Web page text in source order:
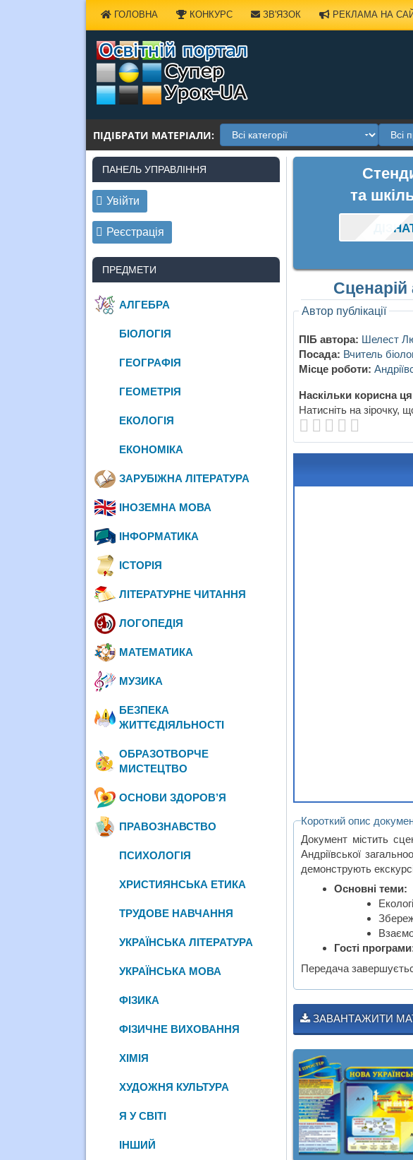
ГОЛОВНА КОНКУРС ЗВ'ЯЗОК РЕКЛАМА НА
ПІДІБРАТИ МАТЕРІАЛИ:
та
Сценарій
Автор публікації
ПІБ автора: Шелест
Посада: Вчитель
Місце роботи:
Наскільки корисна
Натисніть на зірочку,
Короткий опис
Документ містить
Андріївської
демонструють
Основні теми:
Гості
Передача
ЗАВАНТАЖИТИ
ПАНЕЛЬ УПРАВЛІННЯ
Увійти
Реєстрація
ПРЕДМЕТИ
АЛГЕБРА
БІОЛОГІЯ
ГЕОГРАФІЯ
ГЕОМЕТРІЯ
ЕКОЛОГІЯ
ЕКОНОМІКА
ЗАРУБІЖНА ЛІТЕРАТУРА
ІНОЗЕМНА МОВА
ІНФОРМАТИКА
ІСТОРІЯ
ЛІТЕРАТУРНЕ ЧИТАННЯ
ЛОГОПЕДІЯ
МАТЕМАТИКА
МУЗИКА
БЕЗПЕКА
ЖИТТЄДІЯЛЬНОСТІ
ОБРАЗОТВОРЧЕ
МИСТЕЦТВО
ОСНОВИ ЗДОРОВ’Я
ПРАВОЗНАВСТВО
ПСИХОЛОГІЯ
ХРИСТИЯНСЬКА ЕТИКА
ТРУДОВЕ НАВЧАННЯ
УКРАЇНСЬКА ЛІТЕРАТУРА
УКРАЇНСЬКА МОВА
ФІЗИКА
ФІЗИЧНЕ ВИХОВАННЯ
ХІМІЯ
ХУДОЖНЯ КУЛЬТУРА
Я У СВІТІ
ІНШИЙ